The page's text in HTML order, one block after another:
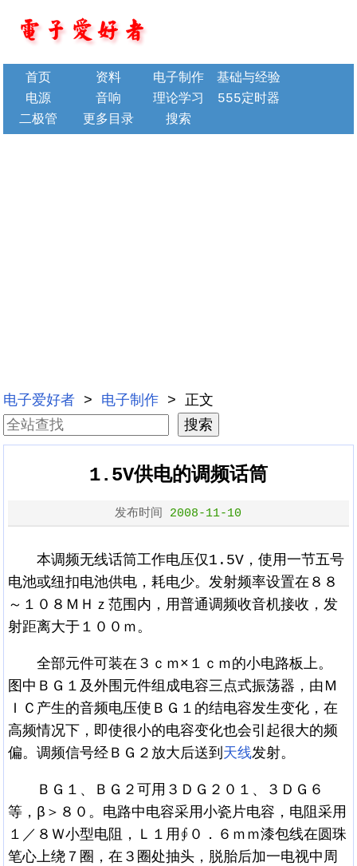
首页 资料 电子制作
基础与经验
电源
音响 理论学习
555定时器
二极管
更多目录 搜索
电子爱好者 > 电子制作 > 正文
1.5V供电的调频话筒
发布时间 2008-11-10
本调频无线话筒工作电压仅1.5V，使用一节五号
电池或纽扣电池供电，耗电少。发射频率设置在８８
～１０８ＭＨｚ范围内，用普通调频收音机接收，发
射距离大于１００ｍ。
全部元件可装在３ｃｍ×１ｃｍ的小电路板上。
图中ＢＧ１及外围元件组成电容三点式振荡器，由Ｍ
ＩＣ产生的音频电压使ＢＧ１的结电容发生变化，在
高频情况下，即使很小的电容变化也会引起很大的频
偏。调频信号经ＢＧ２放大后送到 天线发射。
ＢＧ１、ＢＧ２可用３ＤＧ２０１、３ＤＧ６
等，β＞８０。电路中电容采用小瓷片电容，电阻采用
１／８Ｗ小型电阻，Ｌ１用∮０．６ｍｍ漆包线在圆珠
笔心上绕７圈，在３圈处抽头，脱胎后加一电视中周